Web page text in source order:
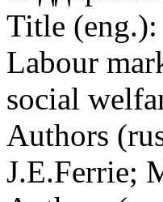
Title (eng.):
Labour
social
Authors
J.E.Ferrie;